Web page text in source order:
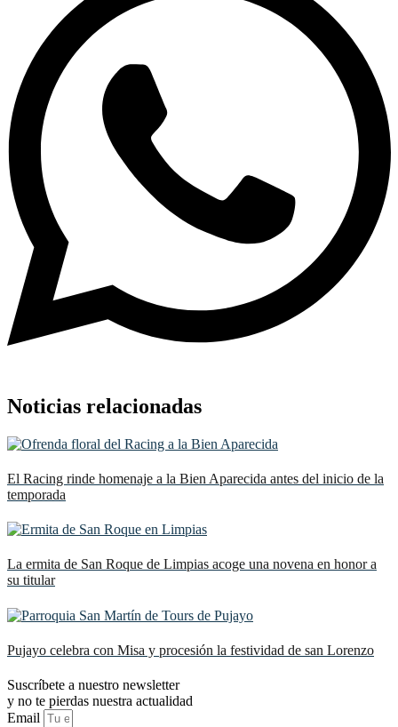
Noticias relacionadas
El Racing rinde homenaje a la Bien Aparecida antes del inicio de la
temporada
La ermita de San Roque de Limpias acoge una novena en honor a
su titular
Pujayo celebra con Misa y procesión la festividad de san Lorenzo
Suscríbete a nuestro newsletter
y no te pierdas nuestra actualidad
Email